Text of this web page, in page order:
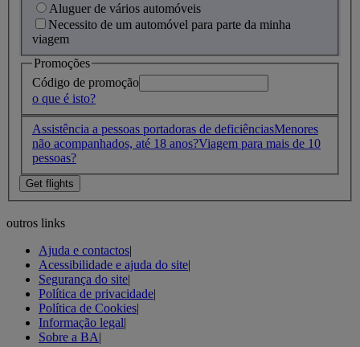
Aluguer de vários automóveis
Necessito de um automóvel para parte da minha
viagem
Promoções
Código de promoção
o que é isto?
Assistência a pessoas portadoras de deficiênciasMenores
não acompanhados, até 18 anos?Viagem para mais de 10
pessoas?
outros links
Ajuda e contactos|
Acessibilidade e ajuda do site|
Segurança do site|
Política de privacidade|
Política de Cookies|
Informação legal|
Sobre a BA|